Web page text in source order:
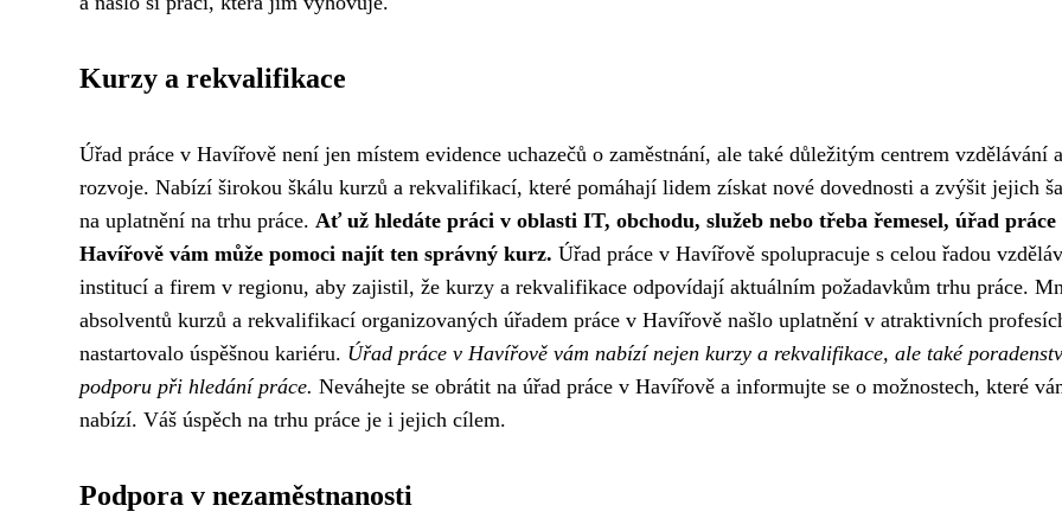
Kurzy a rekvalifikace
Úřad práce v Havířově není jen místem evidence uchazečů o zaměstnání, ale také důležitým centrem vzdělávání a
rozvoje. Nabízí širokou škálu kurzů a rekvalifikací, které pomáhají lidem získat nové dovednosti a zvýšit jejich
na uplatnění na trhu práce. Ať už hledáte práci v oblasti IT, obchodu, služeb nebo třeba řemesel, úřad práce
Havířově vám může pomoci najít ten správný kurz. Úřad práce v Havířově spolupracuje s celou řadou
institucí a firem v regionu, aby zajistil, že kurzy a rekvalifikace odpovídají aktuálním požadavkům trhu práce.
absolventů kurzů a rekvalifikací organizovaných úřadem práce v Havířově našlo uplatnění v atraktivních
nastartovalo úspěšnou kariéru. Úřad práce v Havířově vám nabízí nejen kurzy a rekvalifikace, ale také
podporu při hledání práce. Neváhejte se obrátit na úřad práce v Havířově a informujte se o možnostech, které
nabízí. Váš úspěch na trhu práce je i jejich cílem.
Podpora v nezaměstnanosti